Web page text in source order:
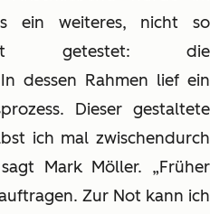
ein weiteres, nicht so
getestet: die
dessen Rahmen lief ein
Dieser gestaltete
ich mal zwischendurch
Mark Möller. „Früher
Zur Not kann ich